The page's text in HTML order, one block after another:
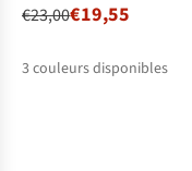
€23,00€19,55
3couleurs disponibles